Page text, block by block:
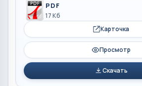
PDF
17 Кб
Карточка
Просмотр
Скачать